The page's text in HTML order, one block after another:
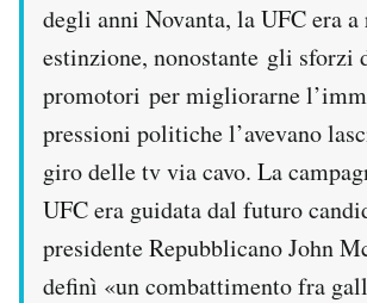
degli anni Novanta, la UFC era
estinzione, nonostante gli sforzi
promotori per migliorarne
pressioni politiche l’avevano
giro delle tv via cavo. La
UFC era guidata dal futuro
presidente Repubblicano John
definì «un combattimento fra